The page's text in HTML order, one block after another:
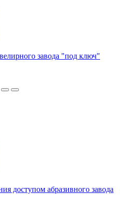
завода "под ключ"
доступом абразивного завода